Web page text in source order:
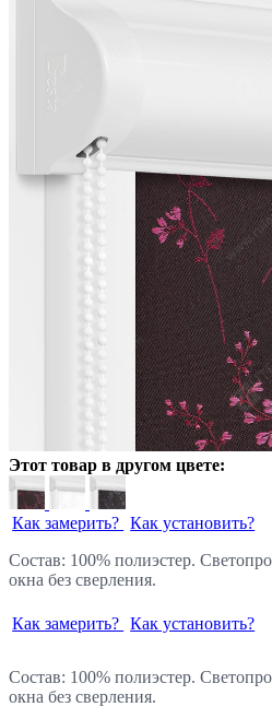
Этот товар в другом цвете:
Как замерить? Как установить?
Состав: 100% полиэстер.
окна без сверления.
Как замерить? Как установить?
Состав: 100% полиэстер.
окна без сверления.